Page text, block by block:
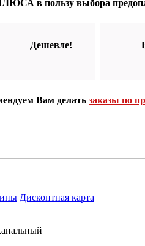
в пользу выбора
Дешевле!
Вам делать заказы по
Дисконтная карта